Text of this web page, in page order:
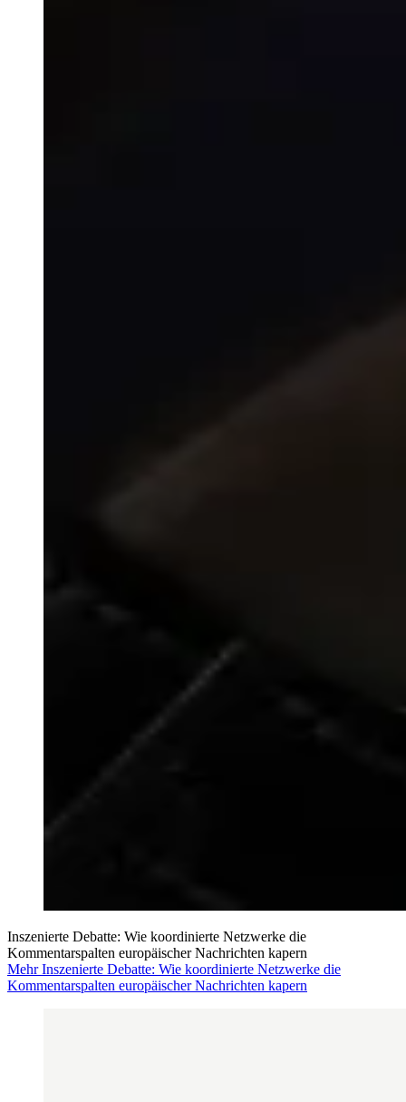
Inszenierte Debatte: Wie koordinierte Netzwerke die
Kommentarspalten europäischer Nachrichten kapern
Mehr Inszenierte Debatte: Wie koordinierte Netzwerke die
Kommentarspalten europäischer Nachrichten kapern